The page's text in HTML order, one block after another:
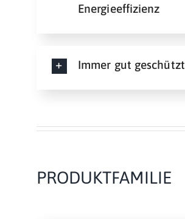
Energieeffizienz
Immer gut geschützt
PRODUKTFAMILIE